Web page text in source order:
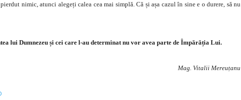
nimic, atunci alegeți calea cea mai simplă. Că și așa cazul în sine e o durere, să nu
lui Dumnezeu și cei care l-au determinat nu vor avea parte de Împărăția Lui.
Mag. Vitalii Mereuțanu